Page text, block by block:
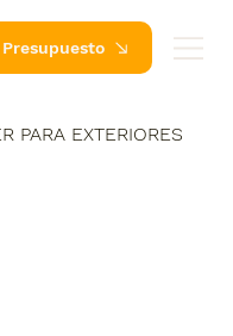
Presupuesto
PARA EXTERIORES